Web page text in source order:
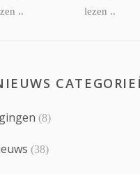
..
lezen ..
(8)
(38)